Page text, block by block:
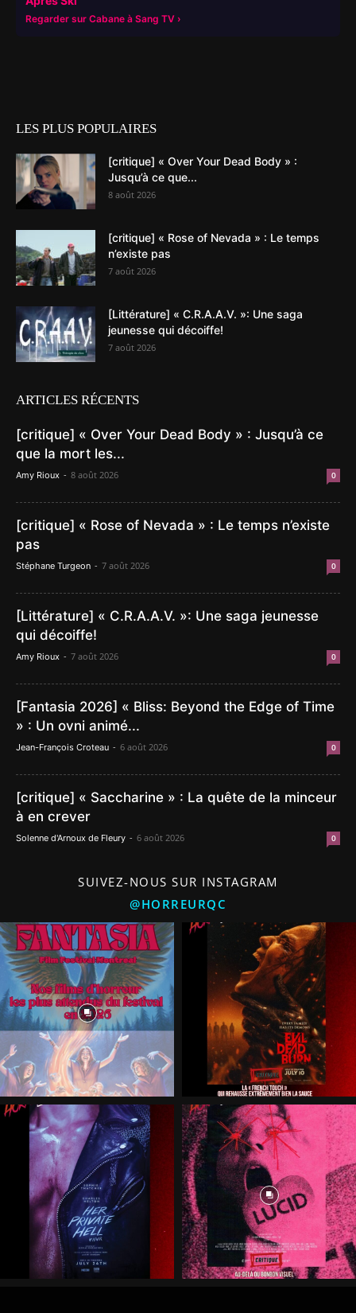
Regarder sur Cabane à Sang TV
LES PLUS POPULAIRES
[critique] « Over Your Dead Body » :
Jusqu’à ce que...
8 août 2026
[critique] « Rose of Nevada » : Le temps
n’existe pas
7 août 2026
[Littérature] « C.R.A.A.V. »: Une saga
jeunesse qui décoiffe!
7 août 2026
ARTICLES RÉCENTS
[critique] « Over Your Dead Body » : Jusqu’à ce
que la mort les...
Amy Rioux - 8 août 2026 0
[critique] « Rose of Nevada » : Le temps n’existe
pas
Stéphane Turgeon - 7 août 2026 0
[Littérature] « C.R.A.A.V. »: Une saga jeunesse
qui décoiffe!
Amy Rioux - 7 août 2026 0
[Fantasia 2026] « Bliss: Beyond the Edge of Time
» : Un ovni animé...
Jean-François Croteau - 6 août 2026 0
[critique] « Saccharine » : La quête de la minceur
à en crever
Solenne d'Arnoux de Fleury - 6 août 2026 0
SUIVEZ-NOUS SUR INSTAGRAM
@HORREURQC